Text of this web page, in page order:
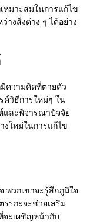
หมาะสมในการแก้ไข
างสิ่งต่าง ๆ ได้อย่าง
ความคิดที่ตายตัว
ค์วิธีการใหม่ๆ ใน
และพิจารณาปัจจัย
งใหม่ในการแก้ไข
พวกเขาจะรู้สึกภูมิใจ
รกะจะช่วยเสริม
จะเผชิญหน้ากับ